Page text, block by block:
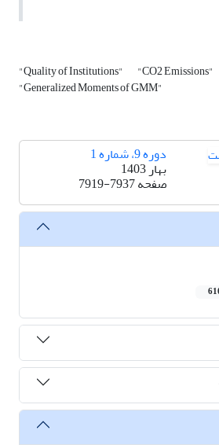
"Quality of Institutions" "CO2 Emissions"
"Generalized Moments of GMM"
دوره 9، شماره 1
بهار 1403
صفحه7919-7937